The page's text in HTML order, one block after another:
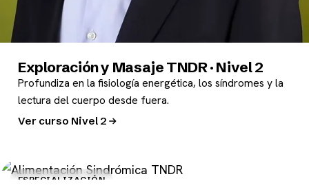
Exploración y Masaje TNDR · Nivel 2
Profundiza en la fisiología energética, los síndromes y la
lectura del cuerpo desde fuera.
Ver curso Nivel 2
ESPECIALIZACIÓN